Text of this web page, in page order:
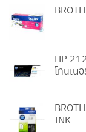
HP
โทนเน
INK